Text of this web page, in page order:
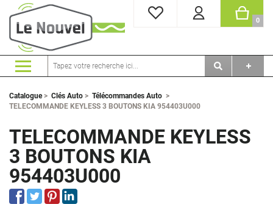
MES FAVORIS
0
Catalogue> Clés Auto > Télécommandes Auto >
TELECOMMANDE KEYLESS 3 BOUTONS KIA 954403U000
TELECOMMANDE KEYLESS
3 BOUTONS KIA
954403U000